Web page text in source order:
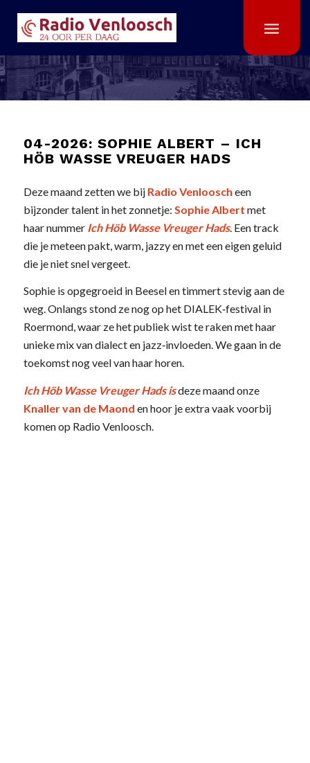
04-2026: SOPHIE ALBERT – ICH
HÖB WASSE VREUGER HADS
Deze maand zetten we bij Radio Venloosch een
bijzonder talent in het zonnetje: Sophie Albert met
haar nummer Ich Höb Wasse Vreuger Hads. Een track
die je meteen pakt, warm, jazzy en met een eigen geluid
die je niet snel vergeet.
Sophie is opgegroeid in Beesel en timmert stevig aan de
weg. Onlangs stond ze nog op het DIALEK‑festival in
Roermond, waar ze het publiek wist te raken met haar
unieke mix van dialect en jazz‑invloeden. We gaan in de
toekomst nog veel van haar horen.
Ich Höb Wasse Vreuger Hads isdeze maand onze
Knaller van de Maond en hoor je extra vaak voorbij
komen op Radio Venloosch.